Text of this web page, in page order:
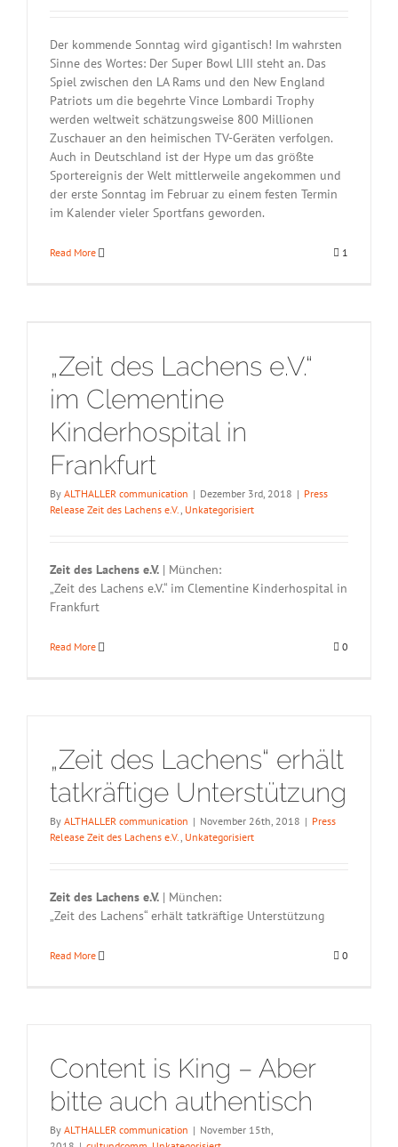
Der kommende Sonntag wird gigantisch! Im wahrsten
Sinne des Wortes: Der Super Bowl LIII steht an. Das
Spiel zwischen den LA Rams und den New England
Patriots um die begehrte Vince Lombardi Trophy
werden weltweit schätzungsweise 800 Millionen
Zuschauer an den heimischen TV-Geräten verfolgen.
Auch in Deutschland ist der Hype um das größte
Sportereignis der Welt mittlerweile angekommen und
der erste Sonntag im Februar zu einem festen Termin
im Kalender vieler Sportfans geworden.
Read More 1
„Zeit des Lachens e.V.“
im Clementine
Kinderhospital in
Frankfurt
By ALTHALLER communication | Dezember 3rd, 2018 | Press
Release Zeit des Lachens e.V., Unkategorisiert
Zeit des Lachens e.V. | München:
„Zeit des Lachens e.V.“ im Clementine Kinderhospital in
Frankfurt
Read More 0
„Zeit des Lachens“ erhält
tatkräftige Unterstützung
By ALTHALLER communication | November 26th, 2018 | Press
Release Zeit des Lachens e.V., Unkategorisiert
Zeit des Lachens e.V. | München:
„Zeit des Lachens“ erhält tatkräftige Unterstützung
Read More 0
Content is King – Aber
bitte auch authentisch
By ALTHALLER communication | November 15th,